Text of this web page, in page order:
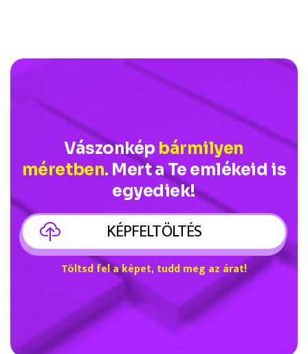
Vászonkép bármilyen
méretben. Mert a Te emlékeid is
egyediek!
KÉPFELTÖLTÉS
Töltsd fel a képet, tudd meg az árat!